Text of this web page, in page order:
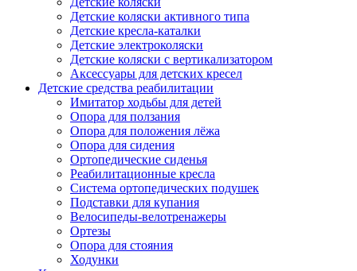
Детские коляски активного типа
Детские кресла-каталки
Детские электроколяски
Детские коляски с вертикализатором
Аксессуары для детских кресел
Детские средства реабилитации
Имитатор ходьбы для детей
Опора для ползания
Опора для положения лёжа
Опора для сидения
Ортопедические сиденья
Реабилитационные кресла
Система ортопедических подушек
Подставки для купания
Велосипеды-велотренажеры
Ортезы
Опора для стояния
Ходунки